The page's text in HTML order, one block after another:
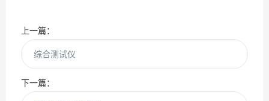
上一篇：
综合测试仪
下一篇：